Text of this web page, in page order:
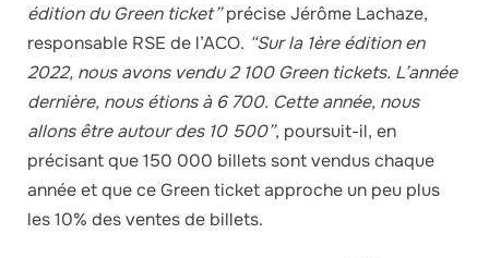
édition du Green ticket”précise Jérôme Lachaze,
responsable RSE de l’ACO. “Sur la 1ère édition en
2022, nous avons vendu 2 100 Green tickets. L’année
dernière, nous étions à 6 700. Cette année, nous
allons être autour des 10 500”, poursuit-il, en
précisant que 150 000 billets sont vendus chaque
année et que ce Green ticket approche un peu plus
les 10% des ventes de billets.